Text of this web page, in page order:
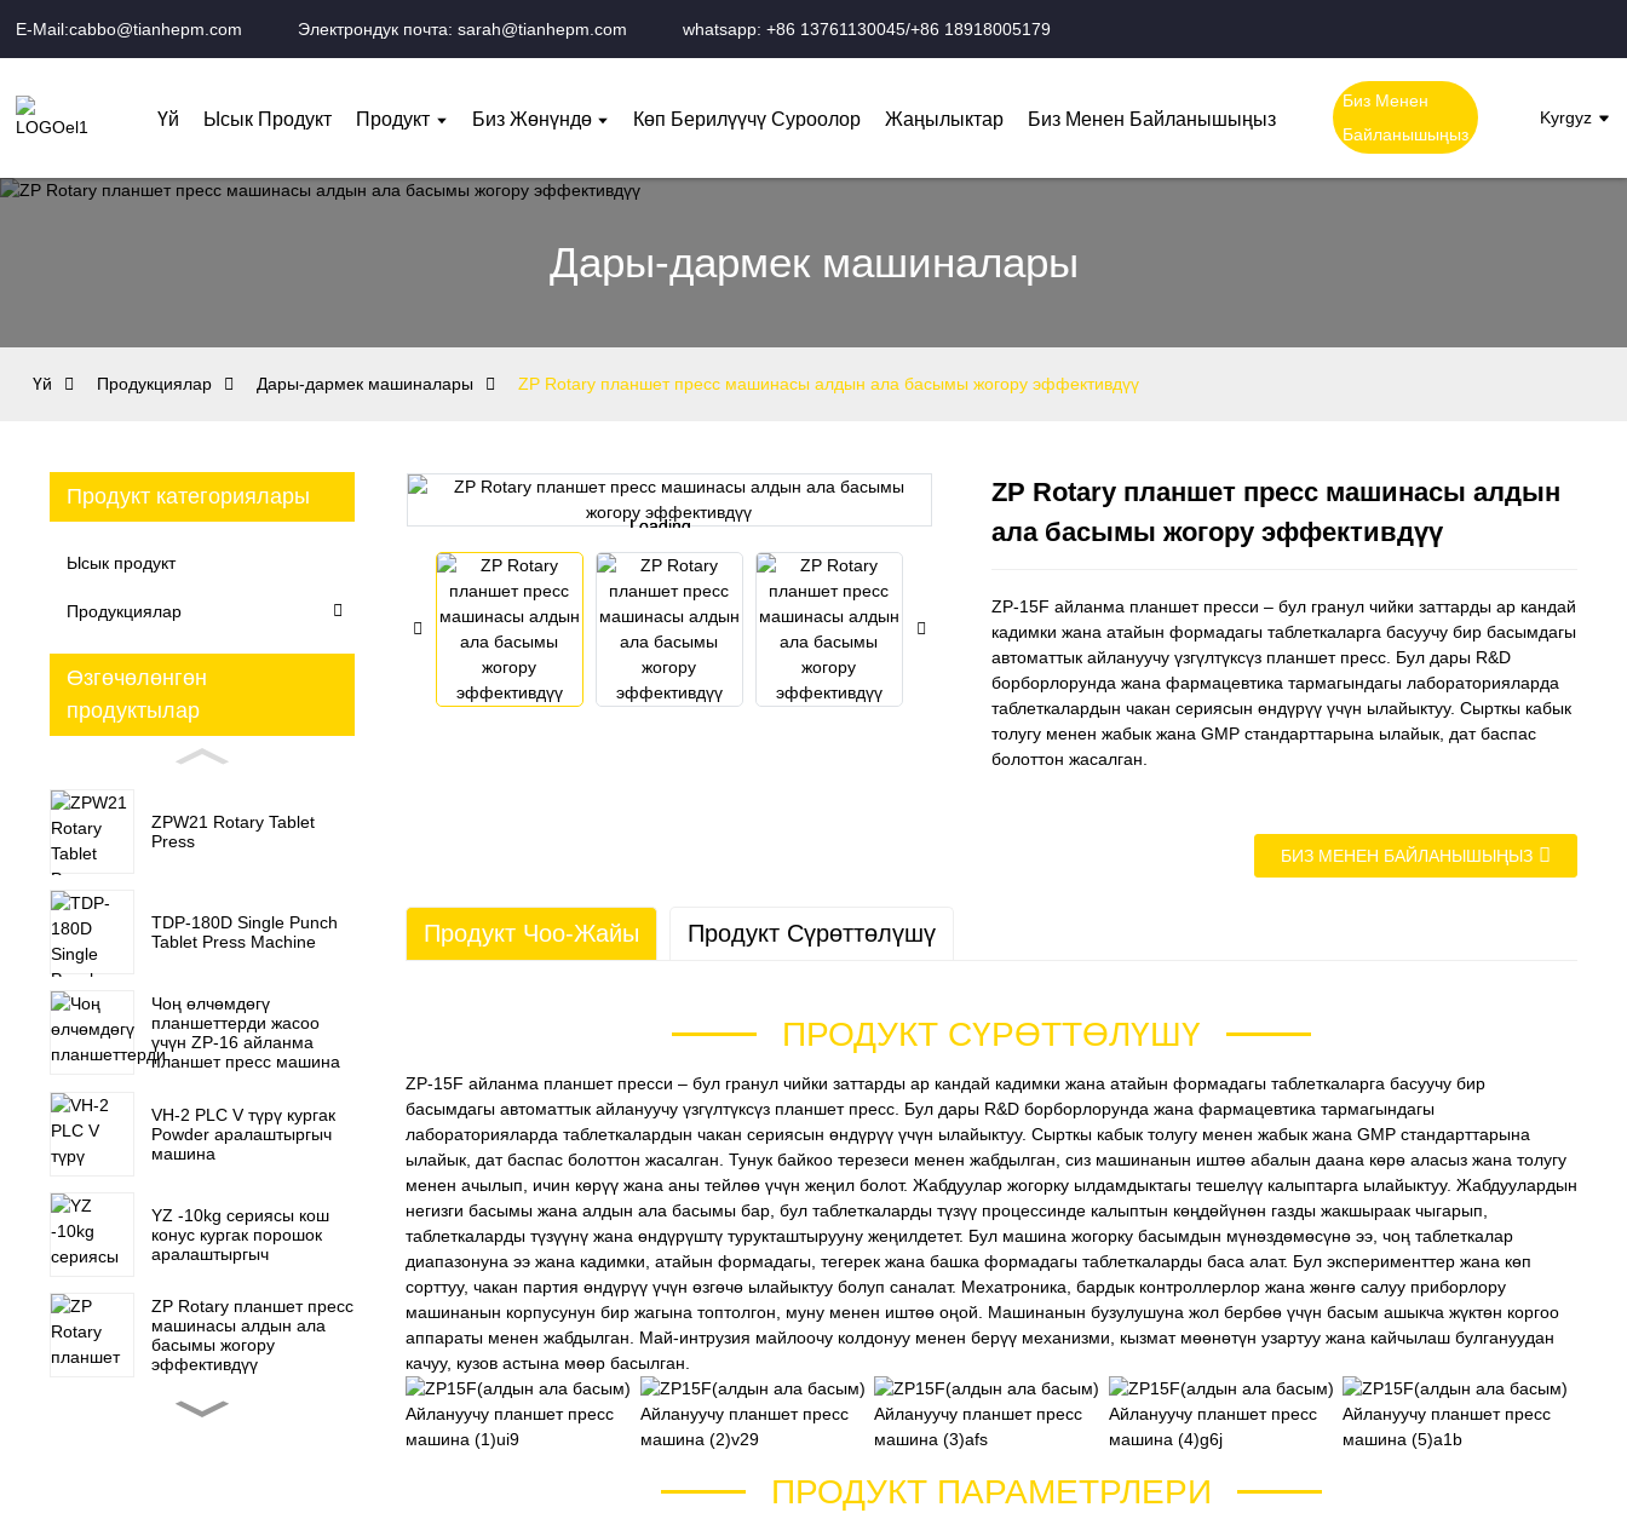
E-Mail:cabbo@tianhepm.com Электрондук почта: sarah@tianhepm.com whatsapp: +86 13761130045/+86 18918005179
Үй Ысык Продукт Продукт Биз Жөнүндө Көп Берилүүчү Суроолор Жаңылыктар Биз Менен Байланышыңыз
Биз Менен
Байланышыңыз
Kyrgyz
Дары-дармек машиналары
Үй Продукциялар Дары-дармек машиналары ZP Rotary планшет пресс машинасы алдын ала басымы жогору эффективдүү
Продукт категориялары
Ысык продукт
Продукциялар
Өзгөчөлөнгөн
продуктылар
ZPW21 Rotary Tablet
Press
TDP-180D Single Punch
Tablet Press Machine
Чоң өлчөмдөгү
планшеттерди жасоо
үчүн ZP-16 айланма
планшет пресс машина
VH-2 PLC V түрү кургак
Powder аралаштыргыч
машина
YZ -10kg сериясы кош
конус кургак порошок
аралаштыргыч
ZP Rotary планшет пресс
машинасы алдын ала
басымы жогору
эффективдүү
ZP-15F айланма
Loading...
Loading... Loading...
Loading... Loading...
Loading...
ZP Rotary планшет пресс машинасы алдын
ала басымы жогору эффективдүү
ZP-15F айланма планшет пресси – бул гранул чийки заттарды ар кандай
кадимки жана атайын формадагы таблеткаларга басуучу бир басымдагы
автоматтык айлануучу үзгүлтүксүз планшет пресс. Бул дары R&D
борборлорунда жана фармацевтика тармагындагы лабораторияларда
таблеткалардын чакан сериясын өндүрүү үчүн ылайыктуу. Сырткы кабык
толугу менен жабык жана GMP стандарттарына ылайык, дат баспас
болоттон жасалган.
БИЗ МЕНЕН БАЙЛАНЫШЫҢЫЗ
Продукт Чоо-Жайы Продукт Сүрөттөлүшү
ПРОДУКТ СҮРӨТТӨЛҮШҮ
ZP-15F айланма планшет пресси – бул гранул чийки заттарды ар кандай кадимки жана атайын формадагы таблеткаларга басуучу бир
басымдагы автоматтык айлануучу үзгүлтүксүз планшет пресс. Бул дары R&D борборлорунда жана фармацевтика тармагындагы
лабораторияларда таблеткалардын чакан сериясын өндүрүү үчүн ылайыктуу. Сырткы кабык толугу менен жабык жана GMP стандарттарына
ылайык, дат баспас болоттон жасалган. Тунук байкоо терезеси менен жабдылган, сиз машинанын иштөө абалын даана көрө аласыз жана толугу
менен ачылып, ичин көрүү жана аны тейлөө үчүн жеңил болот. Жабдуулар жогорку ылдамдыктагы тешелүү калыптарга ылайыктуу. Жабдуулардын
негизги басымы жана алдын ала басымы бар, бул таблеткаларды түзүү процессинде калыптын көңдөйүнөн газды жакшыраак чыгарып,
таблеткаларды түзүүнү жана өндүрүштү турукташтырууну жеңилдетет. Бул машина жогорку басымдын мүнөздөмөсүнө ээ, чоң таблеткалар
диапазонуна ээ жана кадимки, атайын формадагы, тегерек жана башка формадагы таблеткаларды баса алат. Бул эксперименттер жана көп
сорттуу, чакан партия өндүрүү үчүн өзгөчө ылайыктуу болуп саналат. Мехатроника, бардык контроллерлор жана жөнгө салуу приборлору
машинанын корпусунун бир жагына топтолгон, муну менен иштөө оңой. Машинанын бузулушуна жол бербөө үчүн басым ашыкча жүктөн коргоо
аппараты менен жабдылган. Май-интрузия майлоочу колдонуу менен берүү механизми, кызмат мөөнөтүн узартуу жана кайчылаш булгануудан
качуу, кузов астына мөөр басылган.
ПРОДУКТ ПАРАМЕТРЛЕРИ